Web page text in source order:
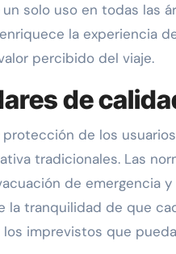
solo uso en todas las
la experiencia
percibido del viaje.
de
protección de los
tradicionales. Las
de emergencia
la tranquilidad de que
los imprevistos que